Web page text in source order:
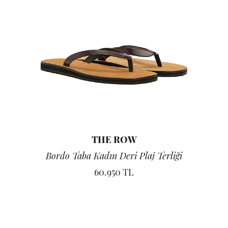
THE ROW
Bordo Taba Kadın Deri Plaj Terliği
60.950 TL